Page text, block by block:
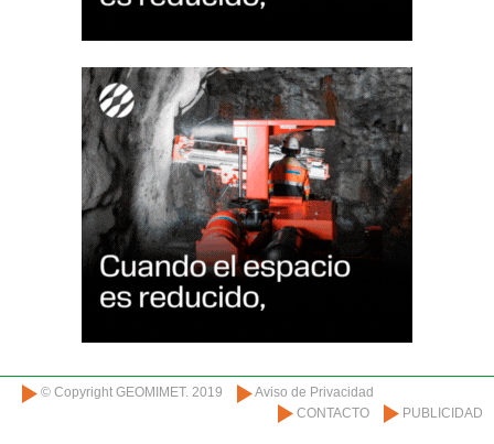
© Copyright GEOMIMET. 2019
Aviso de Privacidad
CONTACTO
PUBLICIDAD